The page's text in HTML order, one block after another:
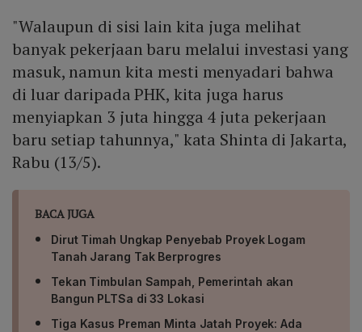
"Walaupun di sisi lain kita juga melihat
banyak pekerjaan baru melalui investasi yang
masuk, namun kita mesti menyadari bahwa
di luar daripada PHK, kita juga harus
menyiapkan 3 juta hingga 4 juta pekerjaan
baru setiap tahunnya," kata Shinta di Jakarta,
Rabu (13/5).
BACA JUGA
Dirut Timah Ungkap Penyebab Proyek Logam
Tanah Jarang Tak Berprogres
Tekan Timbulan Sampah, Pemerintah akan
Bangun PLTSa di 33 Lokasi
Tiga Kasus Preman Minta Jatah Proyek: Ada